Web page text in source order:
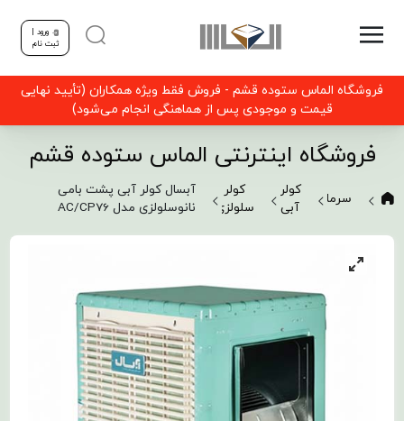
ورود |
ثبت نام
فروشگاه الماس ستوده قشم - فروش فقط ویژه همکاران (تأیید نهایی
قیمت و موجودی پس از هماهنگی انجام می‌شود)
فروشگاه اینترنتی الماس ستوده قشم
سرمایشی
کولر
آبی
کولر
سلولزی
آبسال کولر آبی پشت بامی
نانوسلولزی مدل AC/CP76